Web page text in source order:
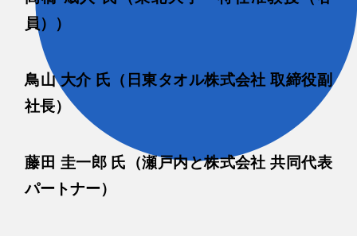
員））
鳥山 大介 氏（日東タオル株式会社 取締役副
社長）
藤田 圭一郎 氏（瀬戸内と株式会社 共同代表
パートナー）